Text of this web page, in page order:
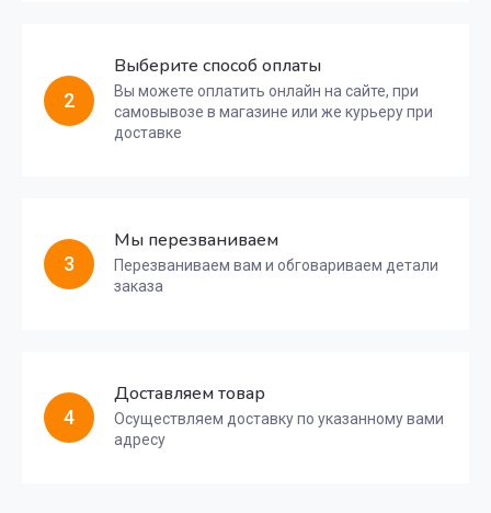
2
Выберите способ оплаты
Вы можете оплатить онлайн на сайте, при
самовывозе в магазине или же курьеру при
доставке
3
Мы перезваниваем
Перезваниваем вам и обговариваем детали
заказа
4
Доставляем товар
Осуществляем доставку по указанному вами
адресу